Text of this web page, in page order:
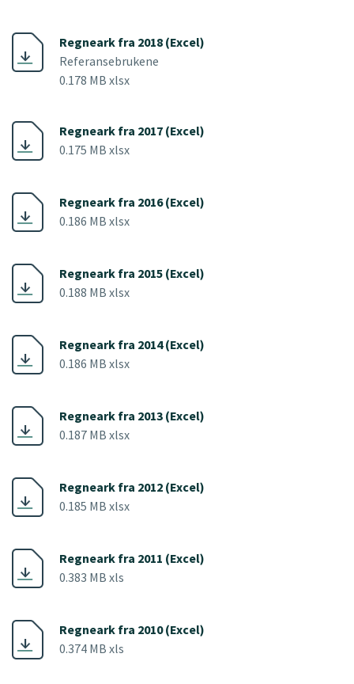
Regneark fra 2018 (Excel)
Referansebrukene
0.178 MB xlsx
Regneark fra 2017 (Excel)
0.175 MB xlsx
Regneark fra 2016 (Excel)
0.186 MB xlsx
Regneark fra 2015 (Excel)
0.188 MB xlsx
Regneark fra 2014 (Excel)
0.186 MB xlsx
Regneark fra 2013 (Excel)
0.187 MB xlsx
Regneark fra 2012 (Excel)
0.185 MB xlsx
Regneark fra 2011 (Excel)
0.383 MB xls
Regneark fra 2010 (Excel)
0.374 MB xls